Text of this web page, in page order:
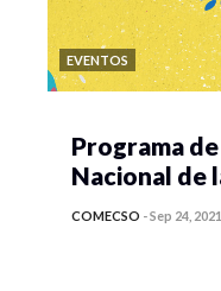
EVENTOS
Programa
Nacional de
COMECSO -Sep 24, 2021